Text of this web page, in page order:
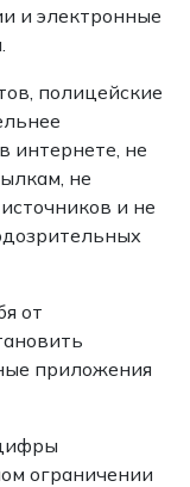
и электронные
полицейские
интернете, не
не
и не
от
приложения
ограничении